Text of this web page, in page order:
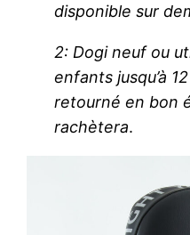
disponible sur
2: Dogi neuf ou
enfants jusqu’à
retourné en bon
rachètera.